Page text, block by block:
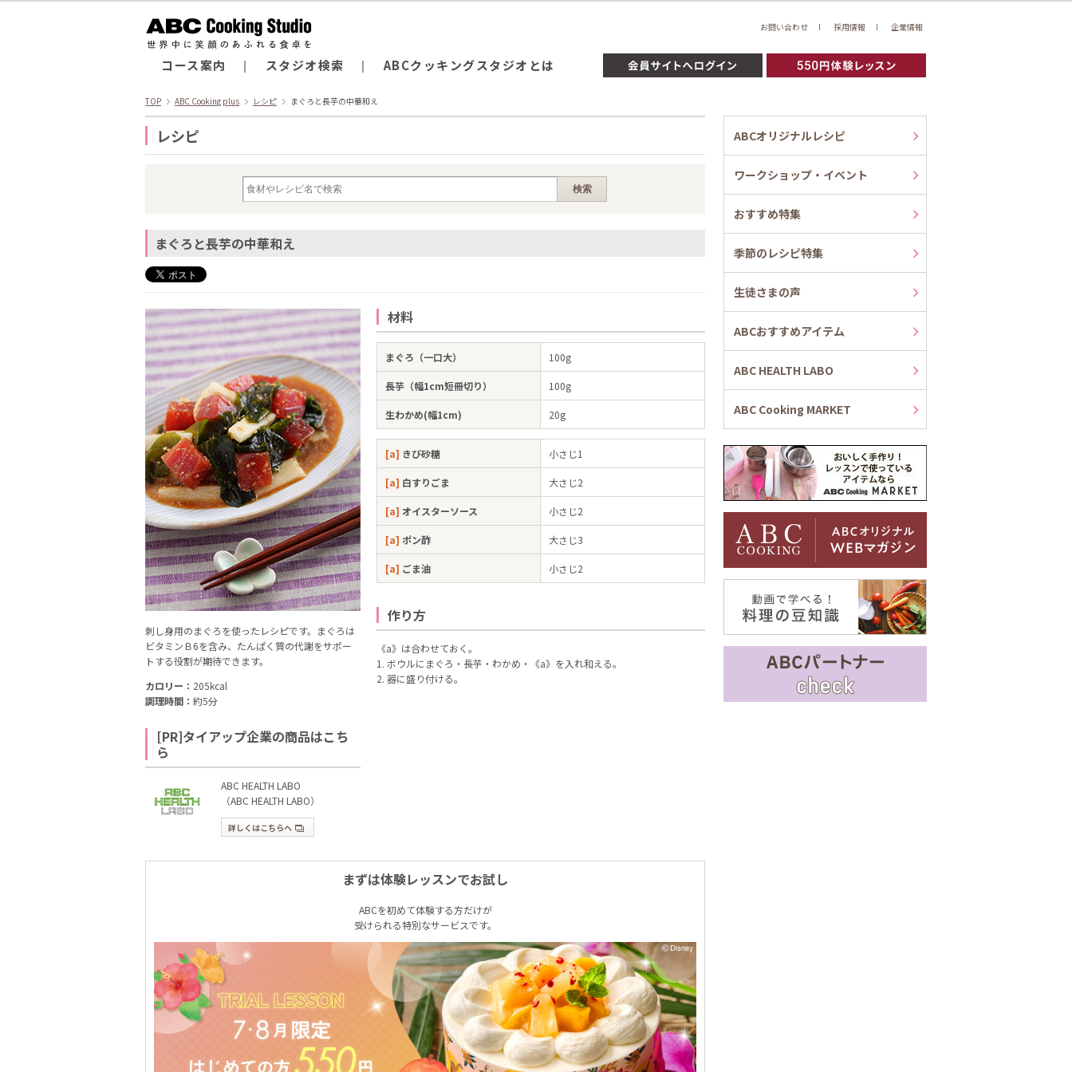
コース案内 スタジオ検索 ABCクッキングスタジオとは
お問い合わせ 採用情報 企業情報
TOP ABC Cooking plus レシピ まぐろと長芋の中華和え
レシピ
まぐろと長芋の中華和え
刺し身用のまぐろを使ったレシピです。まぐろは
ビタミンＢ6を含み、たんぱく質の代謝をサポー
トする役割が期待できます。
カロリー： 205kcal
調理時間： 約5分
[PR]タイアップ企業の商品はこち
ら
ABC HEALTH LABO
（ABC HEALTH LABO）
詳しくはこちらへ
材料
まぐろ（一口大） 100g
長芋（幅1cm短冊切り） 100g
生わかめ(幅1cm) 20g
[a] きび砂糖 小さじ1
[a] 白すりごま 大さじ2
[a] オイスターソース 小さじ2
[a] ポン酢 大さじ3
[a] ごま油 小さじ2
作り方
《a》は合わせておく。
1. ボウルにまぐろ・長芋・わかめ・《a》を入れ和える。
2. 器に盛り付ける。
まずは体験レッスンでお試し
ABCを初めて体験する方だけが
受けられる特別なサービスです。
ABCオリジナルレシピ
ワークショップ・イベント
おすすめ特集
季節のレシピ特集
生徒さまの声
ABCおすすめアイテム
ABC HEALTH LABO
ABC Cooking MARKET